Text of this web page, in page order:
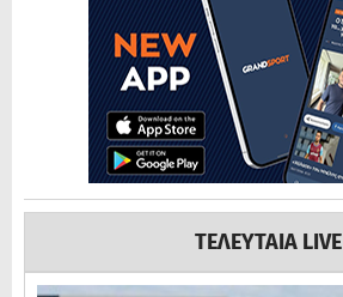
ΤΕΛΕΥΤΑΙΑ LIVE